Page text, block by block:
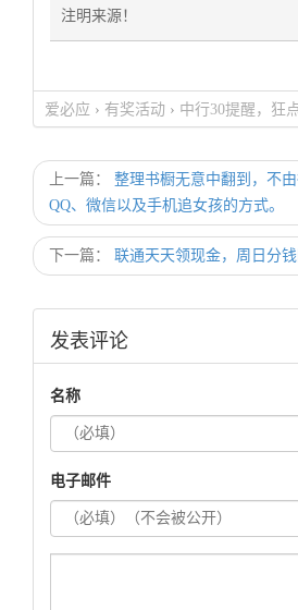
注明来源！
爱必应 › 有奖活动 › 中行30提醒，狂
上一篇：
整理书橱无意中翻到，不
QQ、微信以及手机追女孩的方式。
下一篇： 联通天天领现金，周日分
发表评论
名称
电子邮件